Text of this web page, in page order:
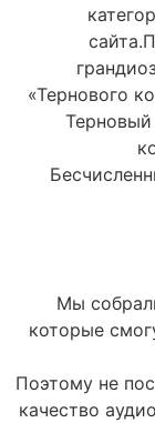
«Тернового
Терновый
Мы
которые
Поэтому не
качество